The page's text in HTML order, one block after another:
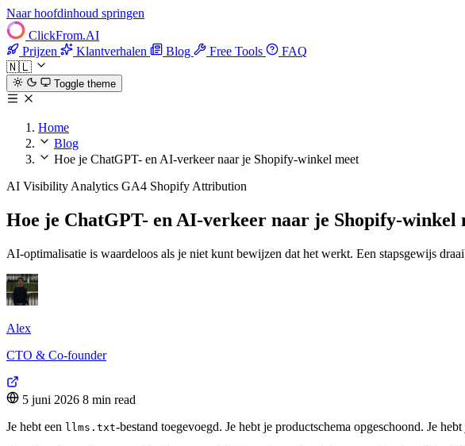
Naar hoofdinhoud springen
ClickFrom.AI
Prijzen
Klantverhalen Blog Free Tools
FAQ
🇳🇱
Toggle theme
Home
Blog
Hoe je ChatGPT- en AI-verkeer naar je Shopify-winkel meet
AI Visibility Analytics GA4 Shopify Attribution
Hoe je ChatGPT- en AI-verkeer naar je Shopify-winkel
AI-optimalisatie is waardeloos als je niet kunt bewijzen dat het werkt. Een stapsgewijs
Alex
CTO & Co-founder
5 juni 2026 8 min read
Je hebt een llms.txt-bestand toegevoegd. Je hebt je productschema opgeschoond. Je hebt